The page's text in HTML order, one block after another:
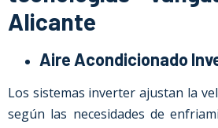
Alicante
Aire Acondicionado
Los sistemas inverter ajustan la
según las necesidades de